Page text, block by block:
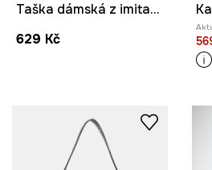
Taška dámská z imitace semiše
629 Kč